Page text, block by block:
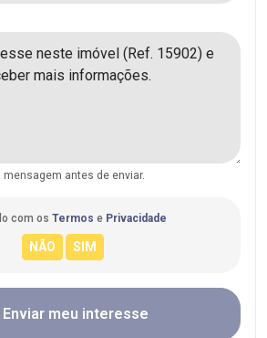
antes de enviar.
com os Termos e Privacidade
Enviar meu interesse